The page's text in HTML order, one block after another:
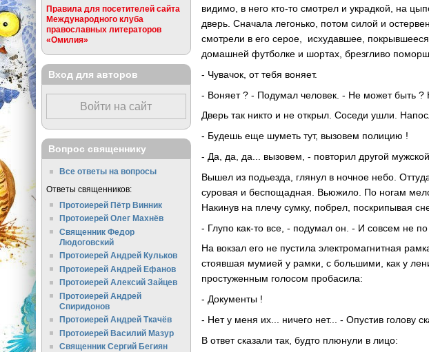
видимо, в него кто-то смотрел и украдкой, на
дверь. Сначала легонько, потом силой и
смотрели в его серое, исхудавшее,
домашней футболке и шортах, брезгливо
- Чувачок, от тебя воняет.
- Воняет ? - Подумал человек. - Не может быть ?
Дверь так никто и не открыл. Соседи ушли.
- Будешь еще шуметь тут, вызовем полицию !
- Да, да, да... вызовем, - повторил другой
Вышел из подьезда, глянул в ночное небо.
суровая и беспощадная. Вьюжило. По ногам
Накинув на плечу сумку, побрел, поскрипывая
- Глупо как-то все, - подумал он. - И совсем не по
На вокзал его не пустила электромагнитная
стоявшая мумией у рамки, с большими, как у
простуженным голосом пробасила:
- Документы !
- Нет у меня их... ничего нет... - Опустив голову
В ответ сказали так, будто плюнули в лицо:
Правила для посетителей сайта
Международного клуба
православных литераторов
«Омилия»
Вход для авторов
Войти на сайт
Вопрос священнику
Все ответы на вопросы
Ответы священников:
Протоиерей Пётр Винник
Протоиерей Олег Махнёв
Священник Федор
Людоговский
Протоиерей Андрей Кульков
Протоиерей Андрей Ефанов
Протоиерей Алексий Зайцев
Протоиерей Андрей
Спиридонов
Протоиерей Андрей Ткачёв
Протоиерей Василий Мазур
Священник Сергий Бегиян